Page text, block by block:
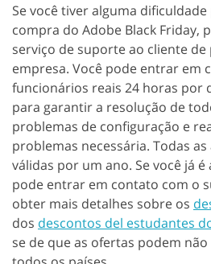
Se você tiver alguma
compra do Adobe Black Friday,
serviço de suporte ao cliente
empresa. Você pode entrar em
funcionários reais 24 horas por
para garantir a resolução de
problemas de configuração e
problemas necessária. Todas
válidas por um ano. Se você já
pode entrar em contato com o
obter mais detalhes sobre os
dos descontos del estudantes
se de que as ofertas podem